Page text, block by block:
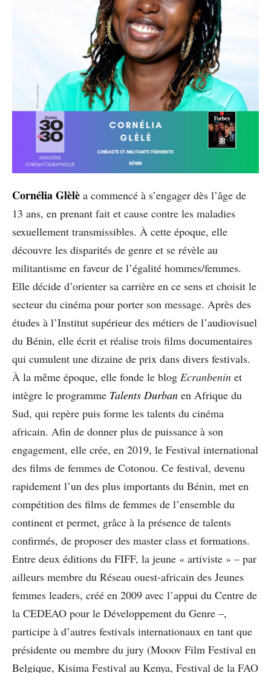
Cornélia Glèlè a commencé à s’engager dès l’âge de
13 ans, en prenant fait et cause contre les maladies
sexuellement transmissibles. À cette époque, elle
découvre les disparités de genre et se révèle au
militantisme en faveur de l’égalité hommes/femmes.
Elle décide d’orienter sa carrière en ce sens et choisit le
secteur du cinéma pour porter son message. Après des
études à l’Institut supérieur des métiers de l’audiovisuel
du Bénin, elle écrit et réalise trois films documentaires
qui cumulent une dizaine de prix dans divers festivals.
À la même époque, elle fonde le blog Ecranbenin et
intègre le programme Talents Durban en Afrique du
Sud, qui repère puis forme les talents du cinéma
africain. Afin de donner plus de puissance à son
engagement, elle crée, en 2019, le Festival international
des films de femmes de Cotonou. Ce festival, devenu
rapidement l’un des plus importants du Bénin, met en
compétition des films de femmes de l’ensemble du
continent et permet, grâce à la présence de talents
confirmés, de proposer des master class et formations.
Entre deux éditions du FIFF, la jeune « artiviste » – par
ailleurs membre du Réseau ouest-africain des Jeunes
femmes leaders, créé en 2009 avec l’appui du Centre de
la CEDEAO pour le Développement du Genre –,
participe à d’autres festivals internationaux en tant que
présidente ou membre du jury (Mooov Film Festival en
Belgique, Kisima Festival au Kenya, Festival de la FAO